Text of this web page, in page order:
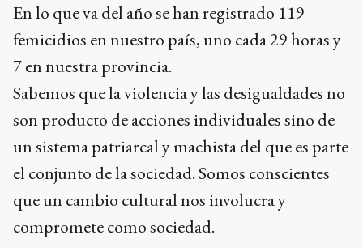
En lo que va del año se han registrado 119
femicidios en nuestro país, uno cada 29 horas y
7 en nuestra provincia.
Sabemos que la violencia y las desigualdades no
son producto de acciones individuales sino de
un sistema patriarcal y machista del que es parte
el conjunto de la sociedad. Somos conscientes
que un cambio cultural nos involucra y
compromete como sociedad.